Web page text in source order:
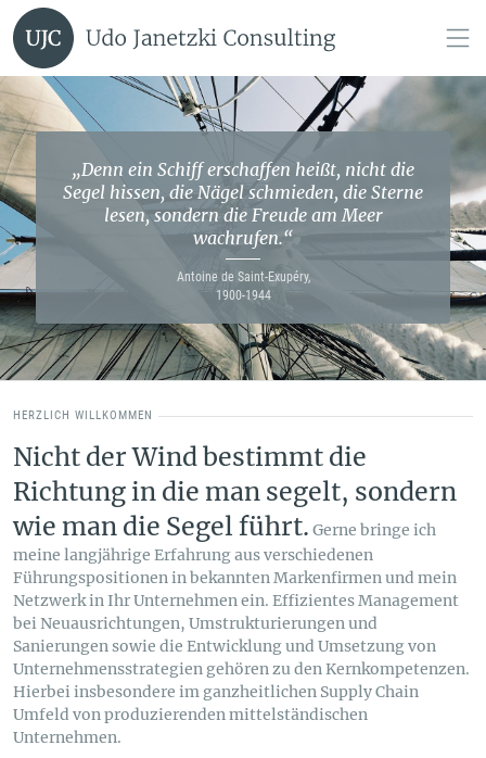
„Denn ein Schiff erschaffen heißt, nicht die
Segel hissen, die Nägel schmieden, die Sterne
lesen, sondern die Freude am Meer
wachrufen.“
Antoine de Saint-Exupéry,
1900-1944
HERZLICH WILLKOMMEN
Nicht der Wind bestimmt die
Richtung in die man segelt, sondern
wie man die Segel führt. Gerne bringe ich
meine langjährige Erfahrung aus verschiedenen
Führungspositionen in bekannten Markenfirmen und mein
Netzwerk in Ihr Unternehmen ein. Effizientes Management
bei Neuausrichtungen, Umstrukturierungen und
Sanierungen sowie die Entwicklung und Umsetzung von
Unternehmensstrategien gehören zu den Kernkompetenzen.
Hierbei insbesondere im ganzheitlichen Supply Chain
Umfeld von produzierenden mittelständischen
Unternehmen.